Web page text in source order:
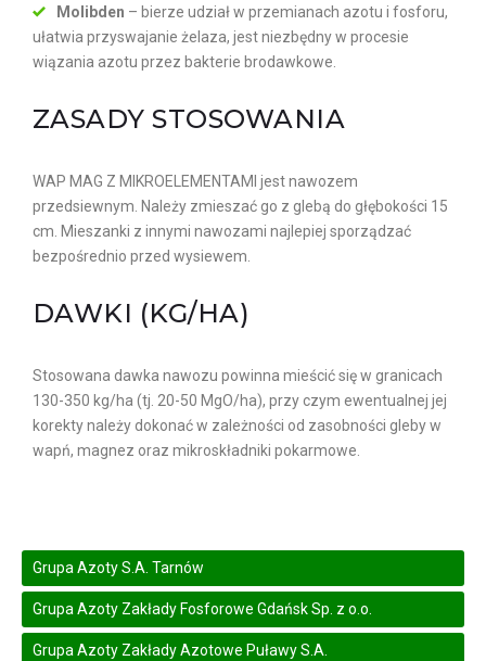
Molibden – bierze udział w przemianach azotu i fosforu,
ułatwia przyswajanie żelaza, jest niezbędny w procesie
wiązania azotu przez bakterie brodawkowe.
ZASADY STOSOWANIA
WAP MAG Z MIKROELEMENTAMI jest nawozem
przedsiewnym. Należy zmieszać go z glebą do głębokości 15
cm. Mieszanki z innymi nawozami najlepiej sporządzać
bezpośrednio przed wysiewem.
DAWKI (KG/HA)
Stosowana dawka nawozu powinna mieścić się w granicach
130-350 kg/ha (tj. 20-50 MgO/ha), przy czym ewentualnej jej
korekty należy dokonać w zależności od zasobności gleby w
wapń, magnez oraz mikroskładniki pokarmowe.
Grupa Azoty S.A. Tarnów
Grupa Azoty Zakłady Fosforowe Gdańsk Sp. z o.o.
Grupa Azoty Zakłady Azotowe Puławy S.A.